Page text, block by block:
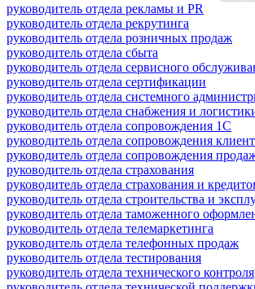
руководитель отдела рекламы и PR
руководитель отдела рекрутинга
руководитель отдела розничных продаж
руководитель отдела сбыта
руководитель отдела сервисного
руководитель отдела сертификации
руководитель отдела системного
руководитель отдела снабжения и
руководитель отдела сопровождения 1С
руководитель отдела сопровождения
руководитель отдела сопровождения
руководитель отдела страхования
руководитель отдела страхования и
руководитель отдела строительства и
руководитель отдела таможенного
руководитель отдела телемаркетинга
руководитель отдела телефонных продаж
руководитель отдела тестирования
руководитель отдела технического контроля